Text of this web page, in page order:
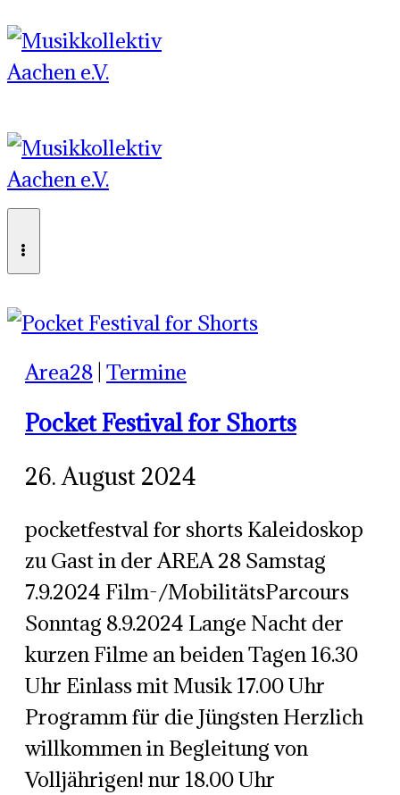
Zum
Inhalt
springen
Area28 | Termine
Pocket Festival for Shorts
26. August 2024
pocketfestval for shorts Kaleidoskop
zu Gast in der AREA 28 Samstag
7.9.2024 Film-/MobilitätsParcours
Sonntag 8.9.2024 Lange Nacht der
kurzen Filme an beiden Tagen 16.30
Uhr Einlass mit Musik 17.00 Uhr
Programm für die Jüngsten Herzlich
willkommen in Begleitung von
Volljährigen! nur 18.00 Uhr